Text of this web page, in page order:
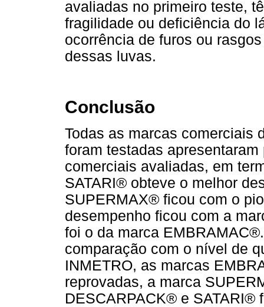
avaliadas no primeiro teste,
fragilidade ou deficiência do
ocorrência de furos ou
dessas luvas.
Conclusão
Todas as marcas comerciais
foram testadas
comerciais avaliadas, em
SATARI® obteve o melhor
SUPERMAX® ficou com o
desempenho ficou com a
foi o da marca
comparação com o nível de
INMETRO, as marcas
reprovadas, a marca
DESCARPACK® e SATARI®